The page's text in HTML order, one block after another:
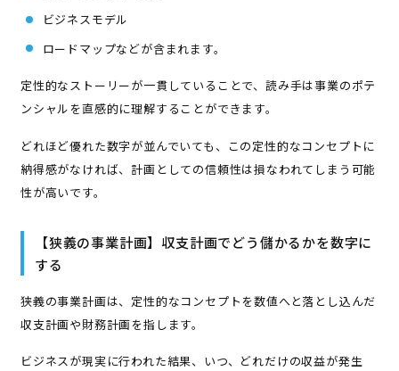
ビジネスモデル
ロードマップなどが含まれます。
定性的なストーリーが一貫していることで、読み手は事業のポテ
ンシャルを直感的に理解することができます。
どれほど優れた数字が並んでいても、この定性的なコンセプトに
納得感がなければ、計画としての信頼性は損なわれてしまう可能
性が高いです。
【狭義の事業計画】収支計画でどう儲かるかを数字に
する
狭義の事業計画は、定性的なコンセプトを数値へと落とし込んだ
収支計画や財務計画を指します。
ビジネスが現実に行われた結果、いつ、どれだけの収益が発生